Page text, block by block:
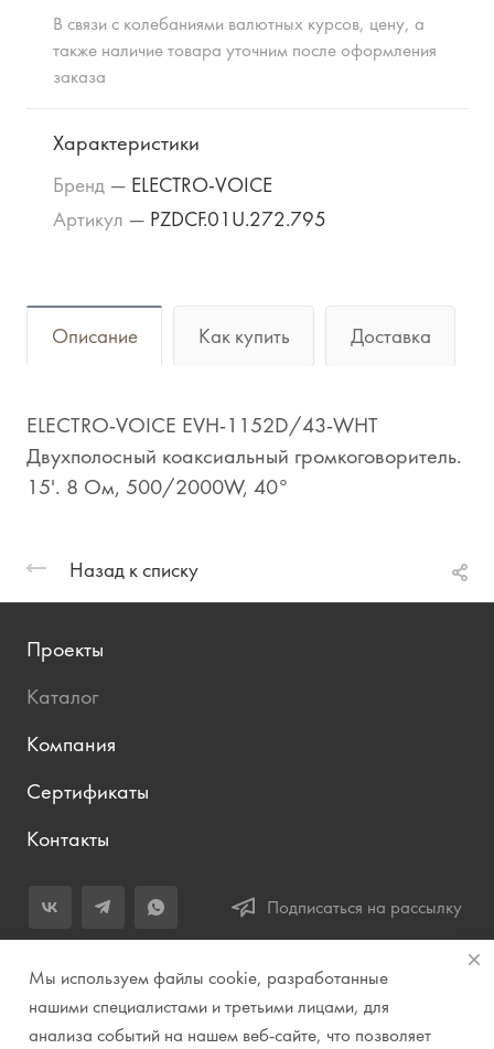
В связи с колебаниями валютных курсов, цену, а
также наличие товара уточним после оформления
заказа
Характеристики
Бренд — ELECTRO-VOICE
Артикул — PZDCF.01U.272.795
Описание Как купить Доставка
ELECTRO-VOICE EVH-1152D/43-WHT
Двухполосный коаксиальный громкоговоритель.
15'. 8 Ом, 500/2000W, 40°
Назад к списку
Проекты
Каталог
Компания
Сертификаты
Контакты
Подписаться на рассылку
+7 (343) 283-04-11
Заказать звонок
info@prirodazvuka.ru
Мы используем файлы cookie, разработанные
нашими специалистами и третьими лицами, для
анализа событий на нашем веб-сайте, что позволяет